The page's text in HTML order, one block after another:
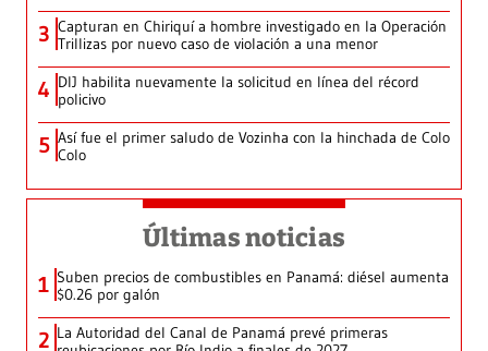
3 Capturan en Chiriquí a hombre investigado en la Operación
Trillizas por nuevo caso de violación a una menor
4 DIJ habilita nuevamente la solicitud en línea del récord
policivo
5 Así fue el primer saludo de Vozinha con la hinchada de Colo
Colo
Últimas noticias
1 Suben precios de combustibles en Panamá: diésel aumenta
$0.26 por galón
2 La Autoridad del Canal de Panamá prevé primeras